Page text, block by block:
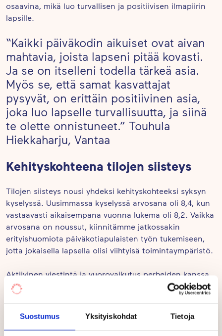
Suostumus Yksityiskohdat Tietoja
osaavina, mikä luo turvallisen ja positiivisen ilmapiirin
lapsille.
“Kaikki päiväkodin aikuiset ovat aivan
mahtavia, joista lapseni pitää kovasti.
Ja se on itselleni todella tärkeä asia.
Myös se, että samat kasvattajat
pysyvät, on erittäin positiivinen asia,
joka luo lapselle turvallisuutta, ja siinä
te olette onnistuneet.” Touhula
Hiekkaharju, Vantaa
Kehityskohteena tilojen siisteys
Tilojen siisteys nousi yhdeksi kehityskohteeksi syksyn
kyselyssä. Uusimmassa kyselyssä arvosana oli 8,4, kun
vastaavasti aikaisempana vuonna lukema oli 8,2. Vaikka
arvosana on noussut, kiinnitämme jatkossakin
erityishuomiota päiväkotiapulaisten työn tukemiseen,
jotta jokaisella lapsella olisi viihtyisä toimintaympäristö.
Aktiivinen viestintä ja vuorovaikutus perheiden kanssa
on merkittävä osa varhaiskasvatustoimintaa.
Vanhemmat toivovat yhä selkeämpää ja
tulemme lisäämään tulevana toimintakautena.